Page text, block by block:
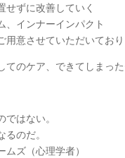
せずに改善していく
、インナーインパクト
用意させていただいており
てのケア、できてしまっ
はない。
のだ。
ズ（心理学者）